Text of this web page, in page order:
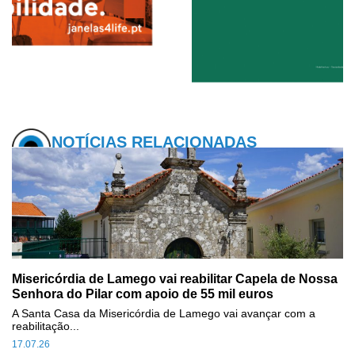
NOTÍCIAS RELACIONADAS
Misericórdia de Lamego vai reabilitar Capela de Nossa
Senhora do Pilar com apoio de 55 mil euros
17.07.26
A Santa Casa da Misericórdia de Lamego vai avançar com a
reabilitação...